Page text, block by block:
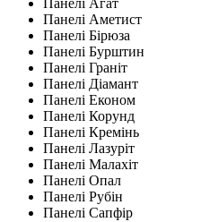
Панелі Агат
Панелі Аметист
Панелі Бірюза
Панелі Бурштин
Панелі Граніт
Панелі Діамант
Панелі Економ
Панелі Корунд
Панелі Кремінь
Панелі Лазуріт
Панелі Малахіт
Панелі Опал
Панелі Рубін
Панелі Сапфір